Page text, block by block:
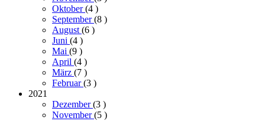
Oktober(4 )
September(8 )
August(6 )
Juni (4 )
Mai (9 )
April (4 )
März (7 )
Februar(3 )
2021
Dezember(3 )
November(5 )